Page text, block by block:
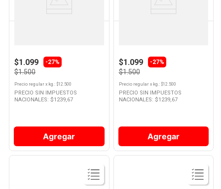
$1.099 -27%
$1.500
Precio regular x kg. : $12.500
PRECIO SIN IMPUESTOS
NACIONALES: $1239,67
Agregar
$1.099 -27%
$1.500
Precio regularx kg. : $12.500
PRECIO SIN IMPUESTOS
NACIONALES: $1239,67
Agregar